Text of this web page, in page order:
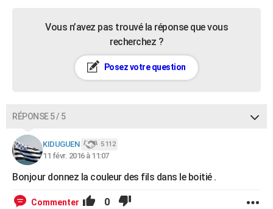
Vous n’avez pas trouvé la réponse que vous
recherchez ?
Posez votre question
RÉPONSE 5 / 5
KIDUGUEN 5 112
11 févr. 2016 à 11:07
Bonjour donnez la couleur des fils dans le boitié .
Commenter 0